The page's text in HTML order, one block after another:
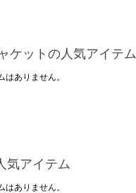
ケットの人気アイテム
はありません。
気アイテム
はありません。